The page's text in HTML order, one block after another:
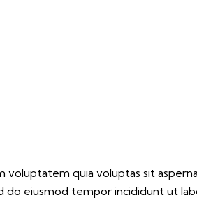
voluptatem quia voluptas sit
do eiusmod tempor incididunt ut